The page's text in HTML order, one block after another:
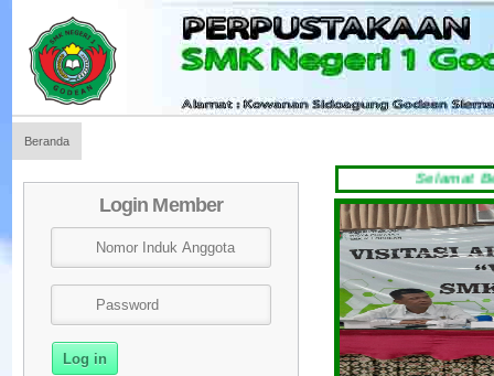
Beranda
Login Member
Selamat